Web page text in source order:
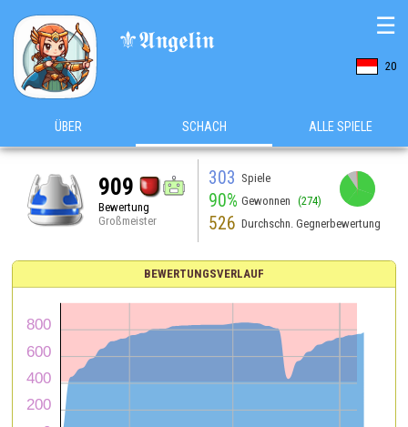
⚜️𝕬𝖓𝖌𝖊𝖑𝖎𝖓
20
☰
ÜBER SCHACH ALLE SPIELE
909
Bewertung
Großmeister
303 Spiele
90% Gewonnen (274)
526 Durchschn. Gegnerbewertung
BEWERTUNGSVERLAUF